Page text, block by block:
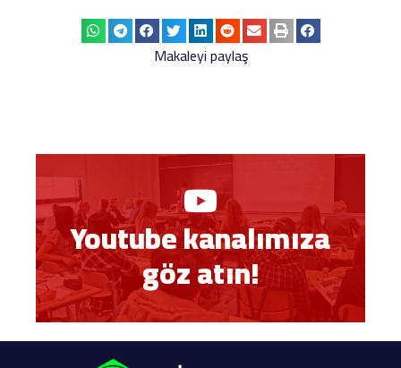
Makaleyi paylaş
Youtube kanalımıza
göz atın!